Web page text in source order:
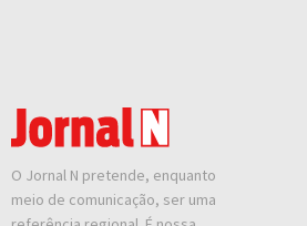
O Jornal N pretende, enquanto
meio de comunicação, ser uma